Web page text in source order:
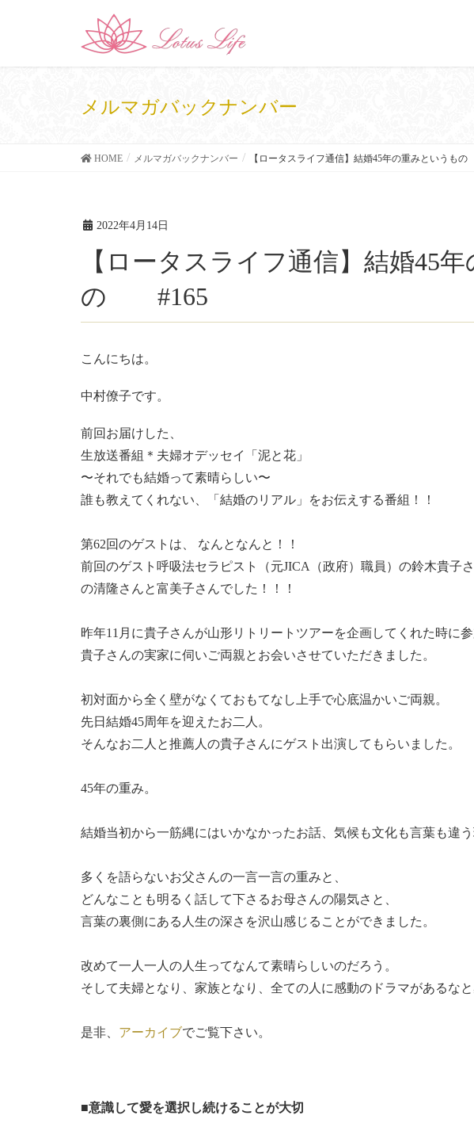
メルマガバックナンバー
HOME メルマガバックナンバー 【ロータスライフ通信】結婚45年の重みというも
2022年4月14日
【ロータスライフ通信】結婚45年の重みというも
の #165
こんにちは。
中村僚子です。
前回お届けした、
生放送番組＊夫婦オデッセイ「泥と花」
〜それでも結婚って素晴らしい〜
誰も教えてくれない、「結婚のリアル」をお伝えする番組！！
第62回のゲストは、 なんとなんと！！
前回のゲスト呼吸法セラピスト（元JICA（政府）職員）の鈴木貴子
の清隆さんと富美子さんでした！！！
昨年11月に貴子さんが山形リトリートツアーを企画してくれた時に参
貴子さんの実家に伺いご両親とお会いさせていただきました。
初対面から全く壁がなくておもてなし上手で心底温かいご両親。
先日結婚45周年を迎えたお二人。
そんなお二人と推薦人の貴子さんにゲスト出演してもらいました。
​45年の重み。​
結婚当初から一筋縄にはいかなかったお話、気候も文化も言葉も違う
多くを語らないお父さんの一言一言の重みと、
どんなことも明るく話して下さるお母さんの陽気さと、
言葉の裏側にある人生の深さを沢山感じることができました。
改めて一人一人の人生ってなんて素晴らしいのだろう。
そして夫婦となり、家族となり、全ての人に感動のドラマがあるなと
是非、 アーカイブでご覧下さい。
■意識して愛を選択し続けることが大切